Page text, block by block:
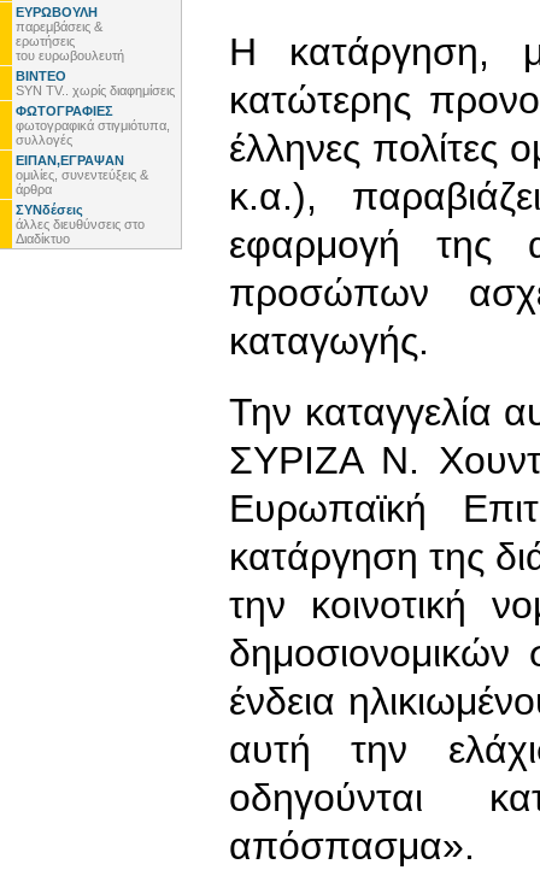
ΕΥΡΩΒΟΥΛΗ
παρεμβάσεις &
ερωτήσεις
του ευρωβουλευτή
ΒΙΝΤΕΟ
SYN TV.. χωρίς διαφημίσεις
ΦΩΤΟΓΡΑΦΙΕΣ
φωτογραφικά στιγμιότυπα,
συλλογές
ΕΙΠΑΝ,ΕΓΡΑΨΑΝ
ομιλίες, συνεντεύξεις &
άρθρα
ΣΥΝδέσεις
άλλες διευθύνσεις στο
Διαδίκτυο
Η κατάργηση,
κατώτερης
έλληνες πολίτες
κ.α.),
εφαρμογή της
προσώπων
καταγωγής.
Την καταγγελία
ΣΥΡΙΖΑ Ν.
Ευρωπαϊκή
κατάργηση της
την κοινοτική
ένδεια
αυτή την
οδηγούνται
απόσπασμα».